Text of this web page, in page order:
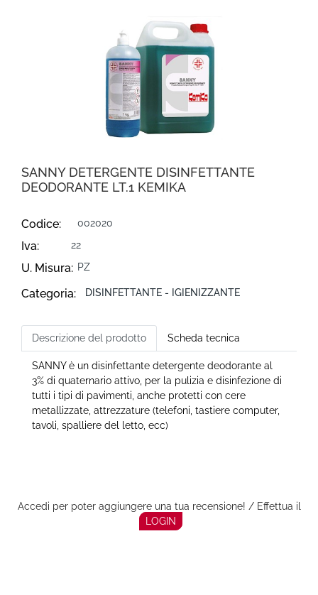
SANNY DETERGENTE DISINFETTANTE
DEODORANTE LT.1 KEMIKA
Codice: 002020
Iva: 22
U. Misura: PZ
Categoria: DISINFETTANTE - IGIENIZZANTE
Descrizione del prodotto Scheda tecnica
SANNY è un disinfettante detergente deodorante al
3% di quaternario attivo, per la pulizia e disinfezione di
tutti i tipi di pavimenti, anche protetti con cere
metallizzate, attrezzature (telefoni, tastiere computer,
tavoli, spalliere del letto, ecc)
Accedi per poter aggiungere una tua recensione! / Effettua il
LOGIN